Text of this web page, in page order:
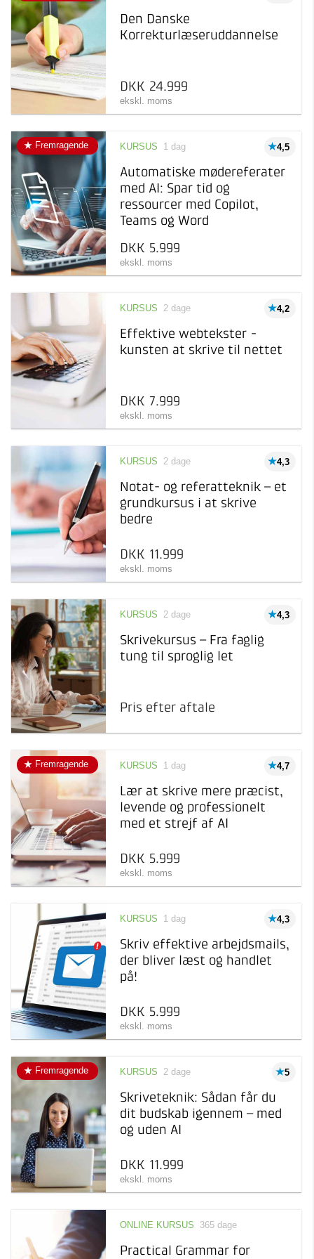
København
Online 1
Taastrup
Trekantsområdet 2
Kursus
Læring inden for et
specifikt emne
Online kursus
Online læring, der kan
tages, når det passer dig
Uddannelse
inden for et specifikt emne
Afholdelsesgaranti
Den Danske
Korrekturlæseruddannelse
DKK 24.999
ekskl. moms
Fremragende 4,5
KURSUS 1 dag
Automatiske mødereferater
med AI: Spar tid og
ressourcer med Copilot,
Teams og Word
DKK 5.999
ekskl. moms
4,2
KURSUS 2 dage
Effektive webtekster -
kunsten at skrive til nettet
DKK 7.999
ekskl. moms
4,3
KURSUS 2 dage
Notat- og referatteknik – et
grundkursus i at skrive
bedre
DKK 11.999
ekskl. moms
4,3
KURSUS 2 dage
Skrivekursus – Fra faglig
tung til sproglig let
Pris efter aftale
Fremragende 4,7
KURSUS 1 dag
Lær at skrive mere præcist,
levende og professionelt
med et strejf af AI
DKK 5.999
ekskl. moms
4,3
KURSUS 1 dag
Skriv effektive arbejdsmails,
der bliver læst og handlet
på!
DKK 5.999
ekskl. moms
Fremragende 5
KURSUS 2 dage
Skriveteknik: Sådan får du
dit budskab igennem – med
og uden AI
DKK 11.999
ekskl. moms
ONLINE KURSUS 365 dage
Practical Grammar for